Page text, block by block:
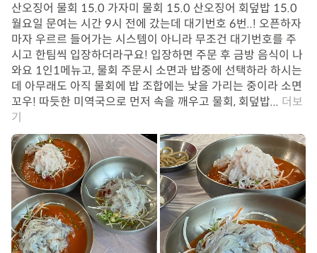
산오징어 물회 15.0 가자미 물회 15.0 산오징어 회덮밥 15.0
월요일 문여는 시간 9시 전에 갔는데 대기번호 6번..! 오픈하자
마자 우르르 들어가는 시스템이 아니라 무조건 대기번호를 주
시고 한팀씩 입장하더라구요! 입장하면 주문 후 금방 음식이 나
와요 1인1메뉴고, 물회 주문시 소면과 밥중에 선택하라 하시는
데 아무래도 아직 물회에 밥 조합에는 낯을 가리는 중이라 소면
꼬우! 따듯한 미역국으로 먼저 속을 깨우고 물회, 회덮밥... 더보
기